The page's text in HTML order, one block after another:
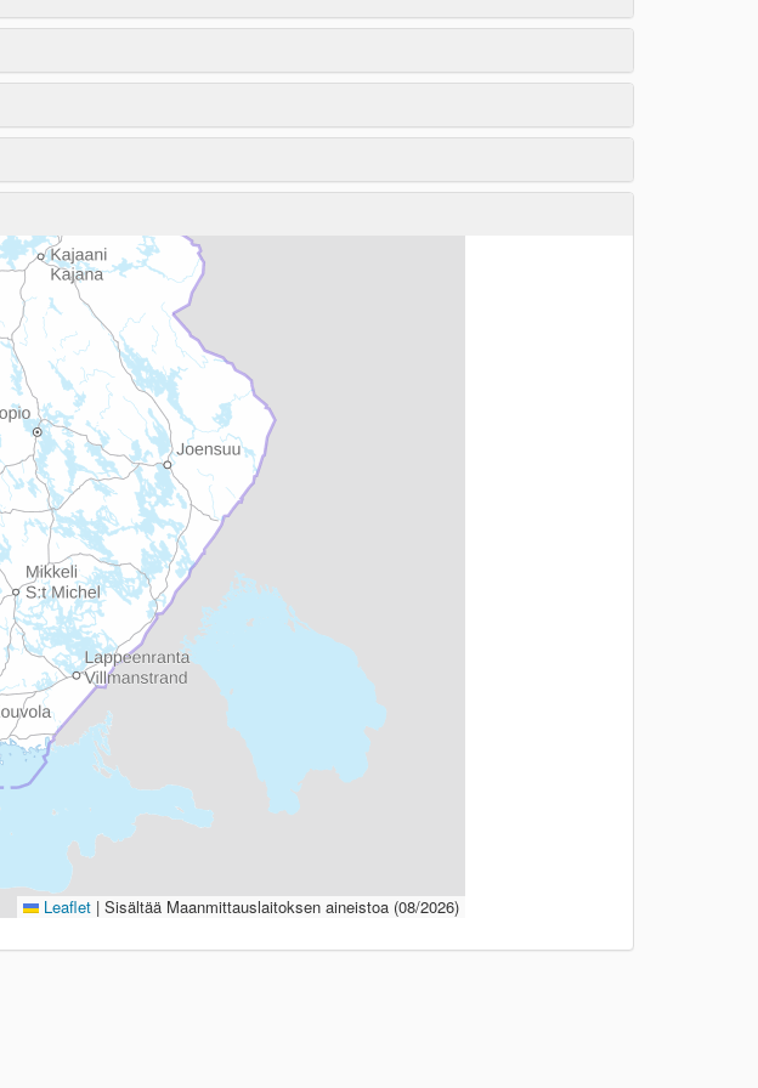
Leaflet | Sisältää Maanmittauslaitoksen aineistoa (08/2026)